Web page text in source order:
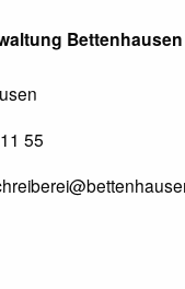
Bettenhausen
55